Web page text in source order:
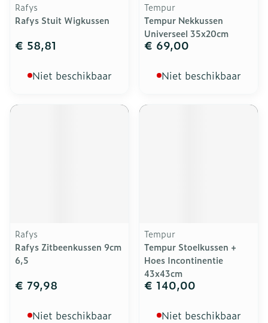
Rafys
Rafys Stuit Wigkussen
€ 58,81
Niet beschikbaar
Tempur
Tempur Nekkussen
Universeel 35x20cm
€ 69,00
Niet beschikbaar
Rafys
Rafys Zitbeenkussen 9cm
6,5
€ 79,98
Niet beschikbaar
Tempur
Tempur Stoelkussen +
Hoes Incontinentie
43x43cm
€ 140,00
Niet beschikbaar